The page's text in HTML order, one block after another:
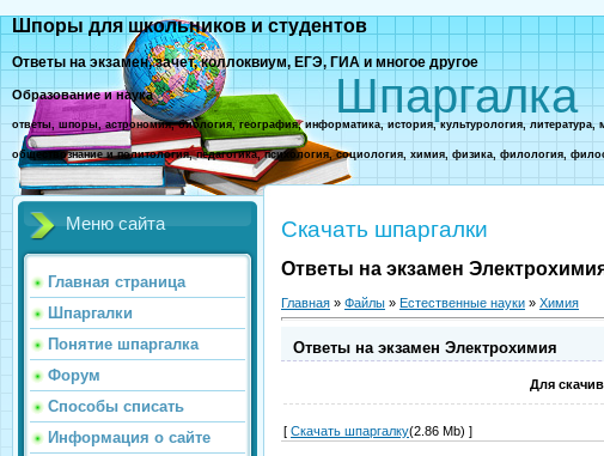
Шпаргалка
Шпоры для школьников и студентов
Ответы на экзамен, зачет, коллоквиум, ЕГЭ, ГИА и многое другое
Образование и наука
ответы, шпоры, астрономия, биология, география, информатика, история, культурология,
обществознание и политология, педагогика, психология, социология, химия, физика, филология,
Меню сайта
Главная страница
Шпаргалки
Понятие шпаргалка
Форум
Способы списать
Информация о сайте
Скачать шпаргалки
Ответы на экзамен
Главная » Файлы » Естественные науки » Химия
Ответы на экзамен Электрохимия
Для
[ Скачать шпаргалку(2.86 Mb) ]